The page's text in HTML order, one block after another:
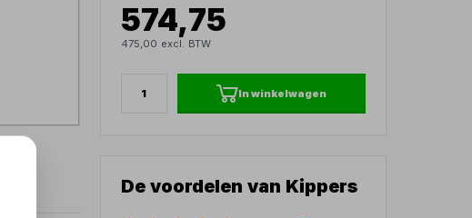
574,75
475,00 excl. BTW
In winkelwagen
De voordelen van Kippers